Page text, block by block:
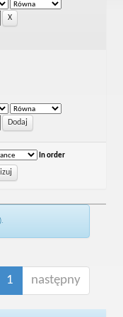
In order
1 następny